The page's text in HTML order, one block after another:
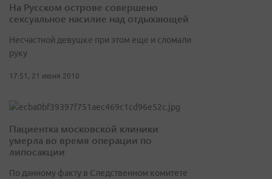
На Русском острове совершено
сексуальное насилие над отдыхающей
Несчастной девушке при этом еще и сломали
руку
17:51, 21 июня 2010
Пациентка московской клиники
умерла во время операции по
липосакции
По данному факту в Следственном комитете